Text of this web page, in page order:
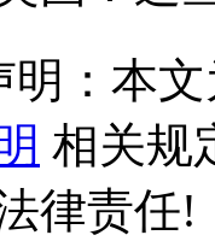
明：本
相关规
律责任!